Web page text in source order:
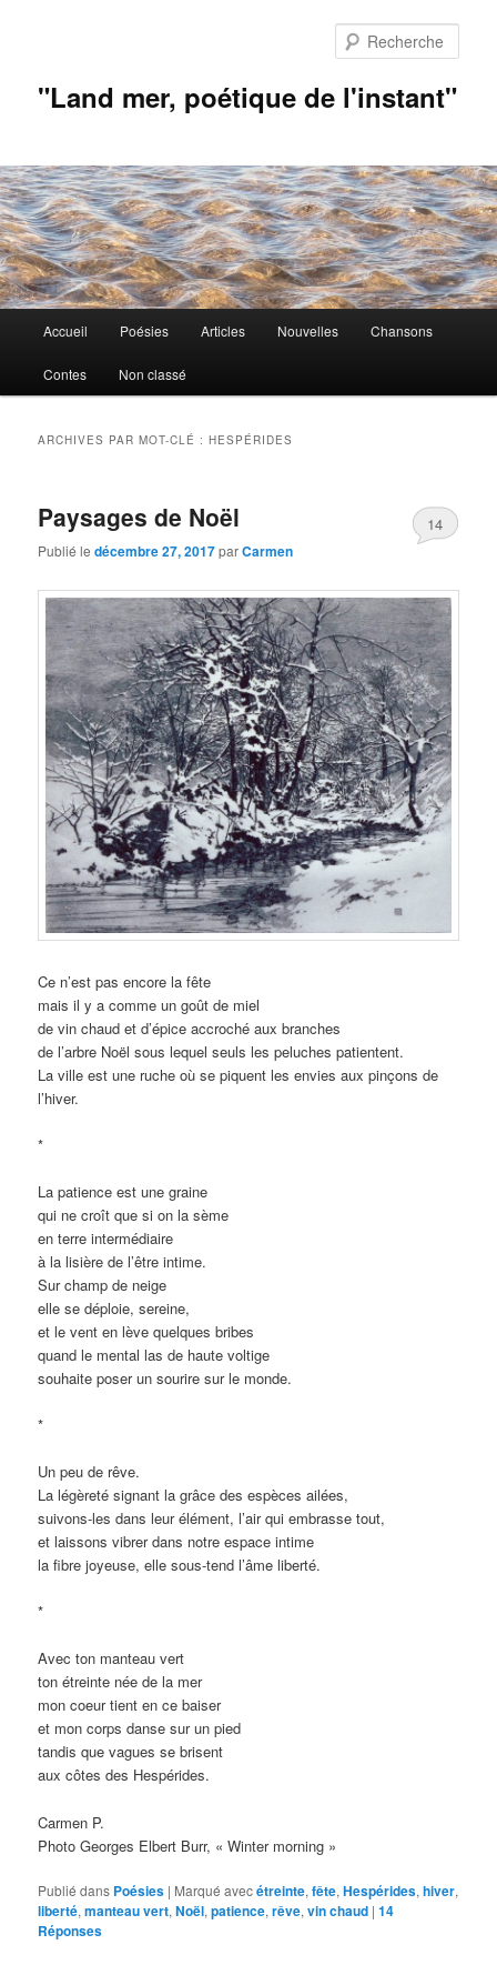
"Land mer, poétique de l'instant"
principal
Accueil Poésies Articles Nouvelles Chansons
Contes Non classé
ARCHIVES PAR MOT-CLÉ :HESPÉRIDES
Paysages de Noël
Publié ledécembre 27, 2017parCarmen
14
Ce n’est pas encore la fête
mais il y a comme un goût de miel
de vin chaud et d’épice accroché aux branches
de l’arbre Noël sous lequel seuls les peluches patientent.
La ville est une ruche où se piquent les envies aux pinçons de
l’hiver.
*
La patience est une graine
qui ne croît que si on la sème
en terre intermédiaire
à la lisière de l’être intime.
Sur champ de neige
elle se déploie, sereine,
et le vent en lève quelques bribes
quand le mental las de haute voltige
souhaite poser un sourire sur le monde.
*
Un peu de rêve.
La légèreté signant la grâce des espèces ailées,
suivons-les dans leur élément, l’air qui embrasse tout,
et laissons vibrer dans notre espace intime
la fibre joyeuse, elle sous-tend l’âme liberté.
*
Avec ton manteau vert
ton étreinte née de la mer
mon coeur tient en ce baiser
et mon corps danse sur un pied
tandis que vagues se brisent
aux côtes des Hespérides.
Carmen P.
Photo Georges Elbert Burr, « Winter morning »
Publié dans Poésies | Marqué avecétreinte,fête,Hespérides,hiver,
liberté,manteau vert,Noël,patience,rêve,vin chaud |14
Réponses